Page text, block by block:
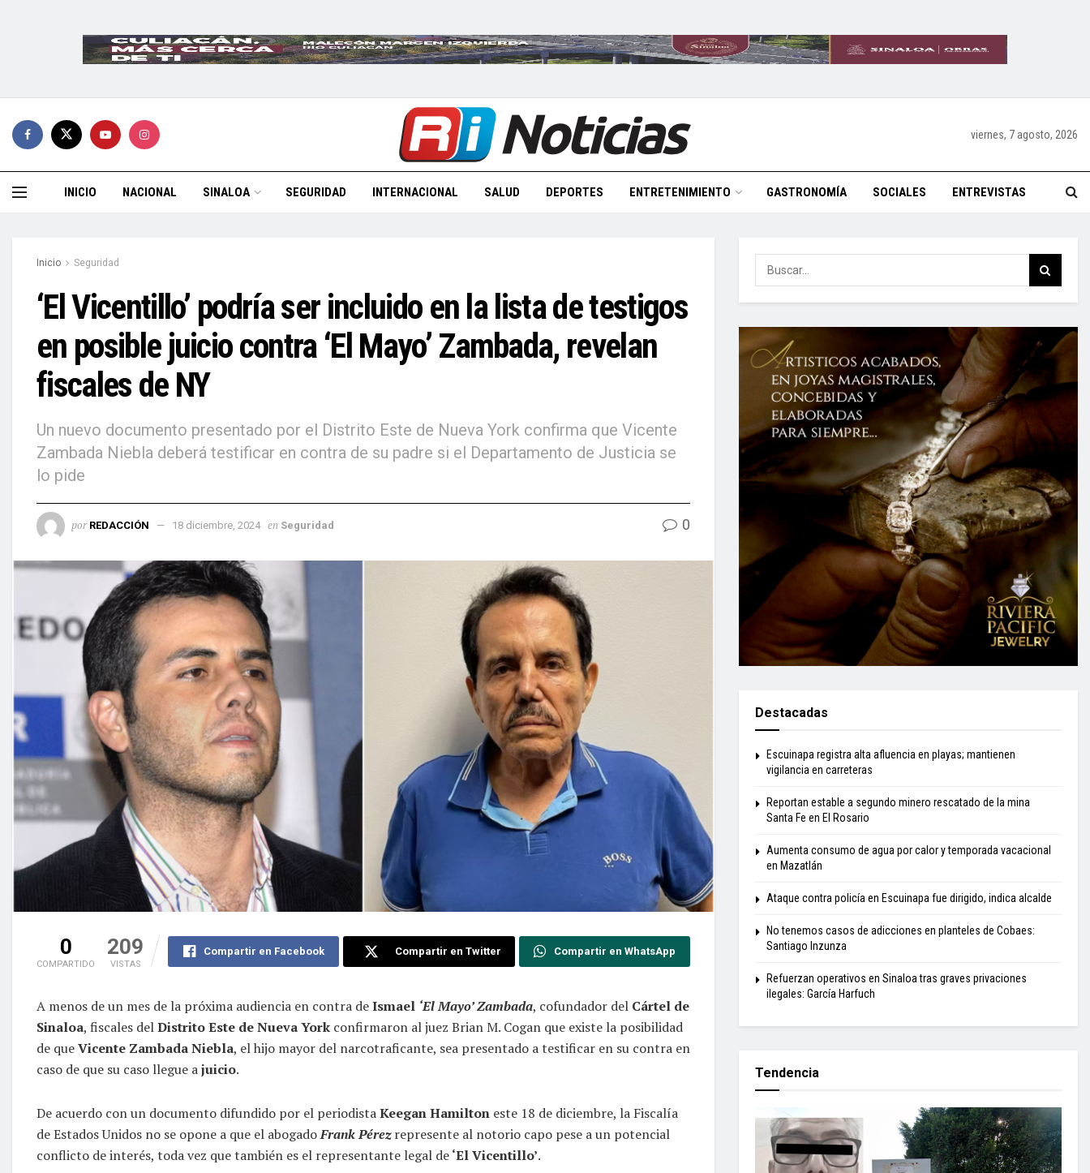
viernes, 7 agosto, 2026
INICIO NACIONAL SINALOA SEGURIDAD INTERNACIONAL SALUD DEPORTES ENTRETENIMIENTO GASTRONOMÍA SOCIALES ENTREVISTAS
Inicio Seguridad
‘El Vicentillo’ podría ser incluido en la lista de testigos
en posible juicio contra ‘El Mayo’ Zambada, revelan
fiscales de NY
Un nuevo documento presentado por el Distrito Este de Nueva York confirma que Vicente
Zambada Niebla deberá testificar en contra de su padre si el Departamento de Justicia se
lo pide
por REDACCIÓN 18 diciembre, 2024 en Seguridad 0
0
COMPARTIDO
209
VISTAS
Compartir en Facebook Compartir en Twitter Compartir en WhatsApp
A menos de un mes de la próxima audiencia en contra deIsmael ‘El Mayo’ Zambada, cofundador del Cártel de
Sinaloa, fiscales delDistrito Este de Nueva York confirmaron al juez Brian M. Cogan que existe la posibilidad
de queVicente Zambada Niebla, el hijo mayor del narcotraficante, sea presentado a testificar en su contra en
caso de que su caso llegue ajuicio.
De acuerdo con un documento difundido por el periodistaKeegan Hamilton este 18 de diciembre, la Fiscalía
de Estados Unidos no se opone a que el abogadoFrank Pérezrepresente al notorio capo pese a un potencial
conflicto de interés, toda vez que también es el representante legal de‘El Vicentillo’.
Destacadas
Escuinapa registra alta afluencia en playas; mantienen
vigilancia en carreteras
Reportan estable a segundo minero rescatado de la mina
Santa Fe en El Rosario
Aumenta consumo de agua por calor y temporada vacacional
en Mazatlán
Ataque contra policía en Escuinapa fue dirigido, indica alcalde
No tenemos casos de adicciones en planteles de Cobaes:
Santiago Inzunza
Refuerzan operativos en Sinaloa tras graves privaciones
ilegales: García Harfuch
Tendencia